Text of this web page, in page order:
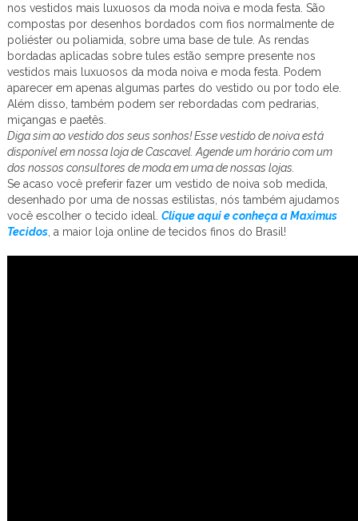
nos vestidos mais luxuosos da moda noiva e moda festa. São
compostas por desenhos bordados com fios normalmente de
poliéster ou poliamida, sobre uma base de tule. As rendas
bordadas aplicadas sobre tules estão sempre presente nos
vestidos mais luxuosos da moda noiva e moda festa. Podem
aparecer em apenas algumas partes do vestido ou por todo ele.
Além disso, também podem ser rebordadas com pedrarias,
miçangas e paetês.
Diga sim ao vestido dos seus sonhos! Esse vestido de noiva está
disponível em nossa loja de Cascavel. Agende um horário com um
dos nossos consultores de moda em uma de nossas lojas.
Se acaso você preferir fazer um vestido de noiva sob medida,
desenhado por uma de nossas estilistas, nós também ajudamos
você escolher o tecido ideal. Clique aqui e conheça a Maximus
Tecidos, a maior loja online de tecidos finos do Brasil!